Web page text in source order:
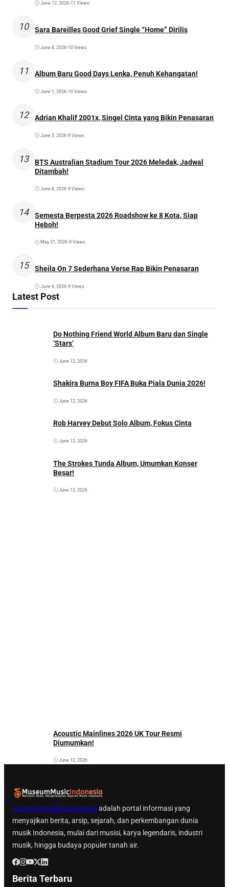
June 12, 2026•11 Views
10 Sara Bareilles Good Grief Single “Home” Dirilis
June 8, 2026•10 Views
11 Album Baru Good Days Lenka, Penuh Kehangatan!
June 1, 2026•10 Views
12 Adrian Khalif 2001x, Singel Cinta yang Bikin Penasaran
June 3, 2026•9 Views
13
BTS Australian Stadium Tour 2026 Meledak, Jadwal
Ditambah!
June 8, 2026•9 Views
14
Semesta Berpesta 2026 Roadshow ke 8 Kota, Siap
Heboh!
May 31, 2026•9 Views
15 Sheila On 7 Sederhana Verse Rap Bikin Penasaran
June 6, 2026•9 Views
Latest Post
Do Nothing Friend World Album Baru dan Single
‘Stars’
June 12, 2026
Shakira Burna Boy FIFA Buka Piala Dunia 2026!
June 12, 2026
Rob Harvey Debut Solo Album, Fokus Cinta
June 12, 2026
The Strokes Tunda Album, Umumkan Konser
Besar!
June 12, 2026
Acoustic Mainlines 2026 UK Tour Resmi
Diumumkan!
June 12, 2026
museummusikindonesia.id adalah portal informasi yang
menyajikan berita, arsip, sejarah, dan perkembangan dunia
musik Indonesia, mulai dari musisi, karya legendaris, industri
musik, hingga budaya populer tanah air.
Berita Terbaru